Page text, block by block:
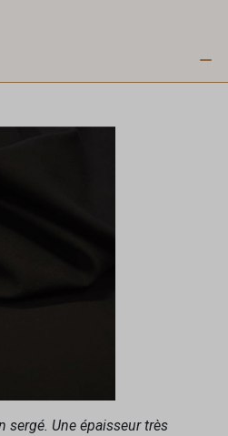
sergé. Une épaisseur très